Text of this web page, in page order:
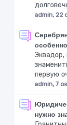
admin, 22
Эквадор,
первую
admin, 7
нужно